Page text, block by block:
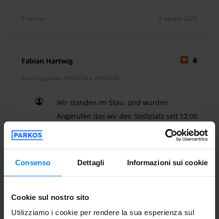
Consenso Dettagli Informazioni sui cookie
Cookie sul nostro sito
Utilizziamo i cookie per rendere la sua esperienza sul
Coperto 8 agosto 2026
Fabian Hartwig 6
Parcheggio da 20/07/26 a 28/07/26
Wir standen im Stau, und wurden
Angerufen das wir den Stellplatz seit 12:00
Uhr gebucht hatten. Sind aber erst um
13:30 Uhr Vor Ort gewesen. Die Tiefgarage
Wir standen im Stau, und wurden Angerufen
Coperto 30 luglio 2026